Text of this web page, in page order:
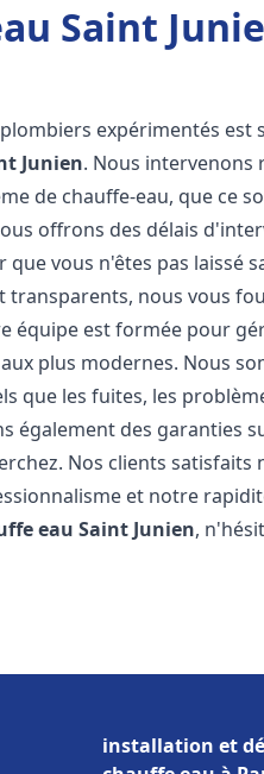
Saint
expérimentés est
Junien. Nous
de chauffe-eau, que ce
offrons des délais
vous n'êtes pas laissé
nous vous
équipe est formée pour
plus modernes. Nous
que les fuites, les
également des garanties
Nos clients satisfaits
et notre
eau Saint Junien,
installation et